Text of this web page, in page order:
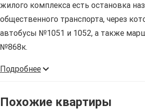
жилого комплекса есть остановка
общественного транспорта, через
автобусы №1051 и 1052, а также
№868к.
Подробнее
Похожие квартиры